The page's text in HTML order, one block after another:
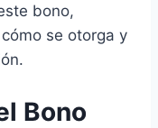
bono,
se otorga y
Bono